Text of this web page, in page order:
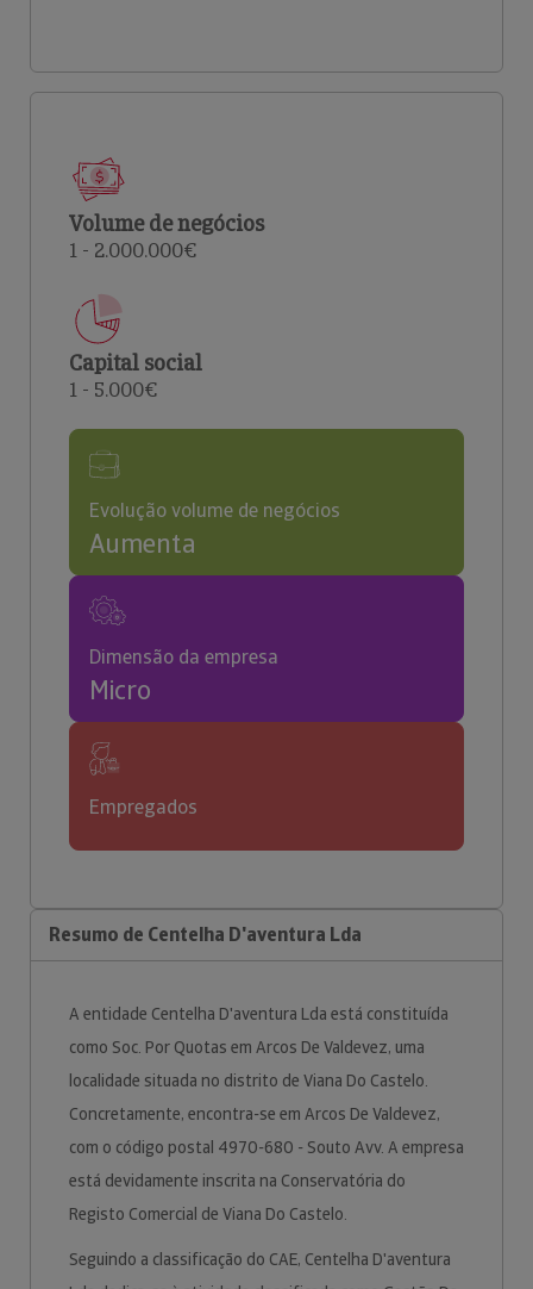
Volume de negócios
1 - 2.000.000€
Capital social
1 - 5.000€
Evolução volume de negócios
Aumenta
Dimensão da empresa
Micro
Empregados
Resumo de Centelha D'aventura Lda
A entidade Centelha D'aventura Lda está constituída
como Soc. Por Quotas em Arcos De Valdevez, uma
localidade situada no distrito de Viana Do Castelo.
Concretamente, encontra-se em Arcos De Valdevez,
com o código postal 4970-680 - Souto Avv. A empresa
está devidamente inscrita na Conservatória do
Registo Comercial de Viana Do Castelo.
Seguindo a classificação do CAE, Centelha D'aventura